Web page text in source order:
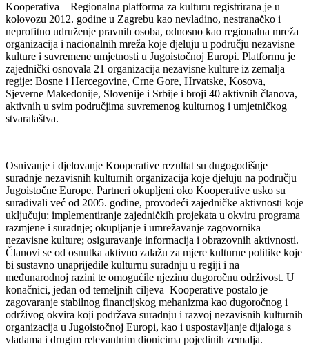
Kooperativa – Regionalna platforma za kulturu registrirana je u
kolovozu 2012. godine u Zagrebu kao nevladino, nestranačko i
neprofitno udruženje pravnih osoba, odnosno kao regionalna mreža
organizacija i nacionalnih mreža koje djeluju u području nezavisne
kulture i suvremene umjetnosti u Jugoistočnoj Europi. Platformu je
zajednički osnovala 21 organizacija nezavisne kulture iz zemalja
regije: Bosne i Hercegovine, Crne Gore, Hrvatske, Kosova,
Sjeverne Makedonije, Slovenije i Srbije i broji 40 aktivnih članova,
aktivnih u svim područjima suvremenog kulturnog i umjetničkog
stvaralaštva.
Osnivanje i djelovanje Kooperative rezultat su dugogodišnje
suradnje nezavisnih kulturnih organizacija koje djeluju na području
Jugoistočne Europe. Partneri okupljeni oko Kooperative usko su
surađivali već od 2005. godine, provodeći zajedničke aktivnosti koje
uključuju: implementiranje zajedničkih projekata u okviru programa
razmjene i suradnje; okupljanje i umrežavanje zagovornika
nezavisne kulture; osiguravanje informacija i obrazovnih aktivnosti.
Članovi se od osnutka aktivno zalažu za mjere kulturne politike koje
bi sustavno unaprijedile kulturnu suradnju u regiji i na
međunarodnoj razini te omogućile njezinu dugoročnu održivost. U
konačnici, jedan od temeljnih ciljeva Kooperative postalo je
zagovaranje stabilnog financijskog mehanizma kao dugoročnog i
održivog okvira koji podržava suradnju i razvoj nezavisnih kulturnih
organizacija u Jugoistočnoj Europi, kao i uspostavljanje dijaloga s
vladama i drugim relevantnim dionicima pojedinih zemalja.